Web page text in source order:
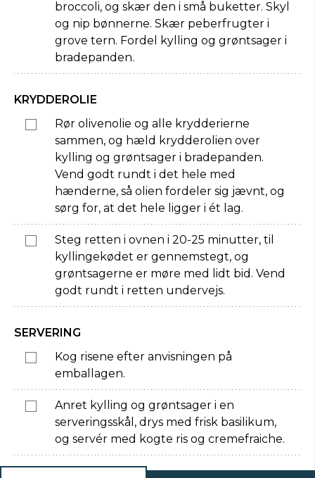
broccoli, og skær den i små buketter. Skyl
og nip bønnerne. Skær peberfrugter i
grove tern. Fordel kylling og grøntsager i
bradepanden.
KRYDDEROLIE
Rør olivenolie og alle krydderierne
sammen, og hæld krydderolien over
kylling og grøntsager i bradepanden.
Vend godt rundt i det hele med
hænderne, så olien fordeler sig jævnt, og
sørg for, at det hele ligger i ét lag.
Steg retten i ovnen i 20-25 minutter, til
kyllingekødet er gennemstegt, og
grøntsagerne er møre med lidt bid. Vend
godt rundt i retten undervejs.
SERVERING
Kog risene efter anvisningen på
emballagen.
Anret kylling og grøntsager i en
serveringsskål, drys med frisk basilikum,
og servér med kogte ris og cremefraiche.